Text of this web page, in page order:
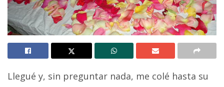
Llegué y, sin preguntar nada, me colé hasta su